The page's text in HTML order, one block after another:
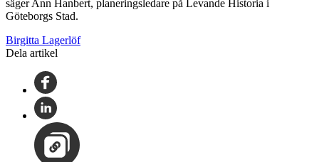
säger Ann Hanbert, planeringsledare på Levande Historia i
Göteborgs Stad.
Birgitta Lagerlöf
Dela artikel